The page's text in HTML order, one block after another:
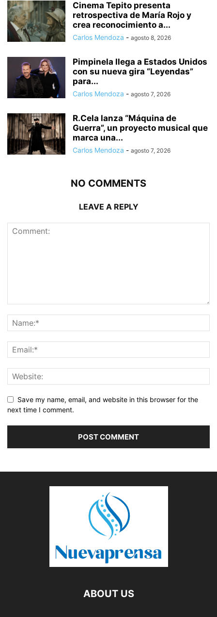
Cinema Tepito presenta
retrospectiva de María Rojo y
crea reconocimiento a...
Carlos Mendoza - agosto 8, 2026
Pimpinela llega a Estados Unidos
con su nueva gira “Leyendas”
para...
Carlos Mendoza - agosto 7, 2026
R.Cela lanza “Máquina de
Guerra”, un proyecto musical que
marca una...
Carlos Mendoza - agosto 7, 2026
NO COMMENTS
LEAVE A REPLY
Save my name, email, and website in this browser for the
next time I comment.
ABOUT US